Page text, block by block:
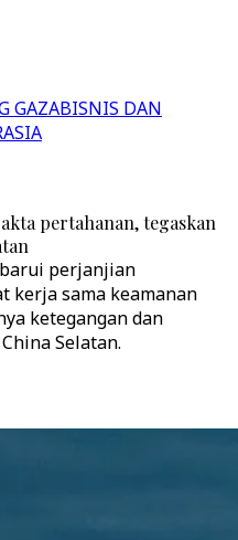
GAZABISNIS DAN
ASIA
pertahanan, tegaskan
perjanjian
kerja sama keamanan
ketegangan dan
Selatan.